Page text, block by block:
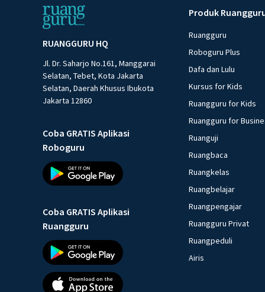
RUANGGURU HQ
Jl. Dr. Saharjo No.161, Manggarai
Selatan, Tebet, Kota Jakarta
Selatan, Daerah Khusus Ibukota
Jakarta 12860
Coba GRATIS Aplikasi
Roboguru
Coba GRATIS Aplikasi
Ruangguru
Produk
Ruangguru
Roboguru Plus
Dafa dan Lulu
Kursus for Kids
Ruangguru for Kids
Ruangguru for
Ruanguji
Ruangbaca
Ruangkelas
Ruangbelajar
Ruangpengajar
Ruangguru Privat
Ruangpeduli
Airis